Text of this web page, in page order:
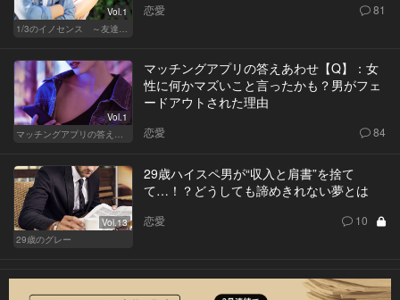
Vol.1
1/3のイノセンス ～友達の恋人～
恋愛 81
Vol.1
マッチングアプリの答えあわせ【Q】
マッチングアプリの答えあわせ【Q】：女
性に何かマズいこと言ったかも？男がフェ
ードアウトされた理由
恋愛 84
Vol.13
29歳のグレー
29歳ハイスペ男が“収入と肩書”を捨て
て…！？どうしても諦めきれない夢とは
恋愛 10